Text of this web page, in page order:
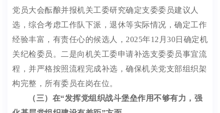
党员大会酝酿并报机关工委研究确定支委委员建议人
选，综合考虑工作队 下派，退休等实际情况，确定工作
经验丰富，有责任心的候选人， 2025年12 月 30日确定机
关纪检委员。二是向机关工委申请补选支委委员事宜流
程，并严格按照流程完成补选，确保机关党支部组织架
构完整，所有委员在岗在位。
（三） 在“发挥党组织战斗堡垒作用不够有力，强